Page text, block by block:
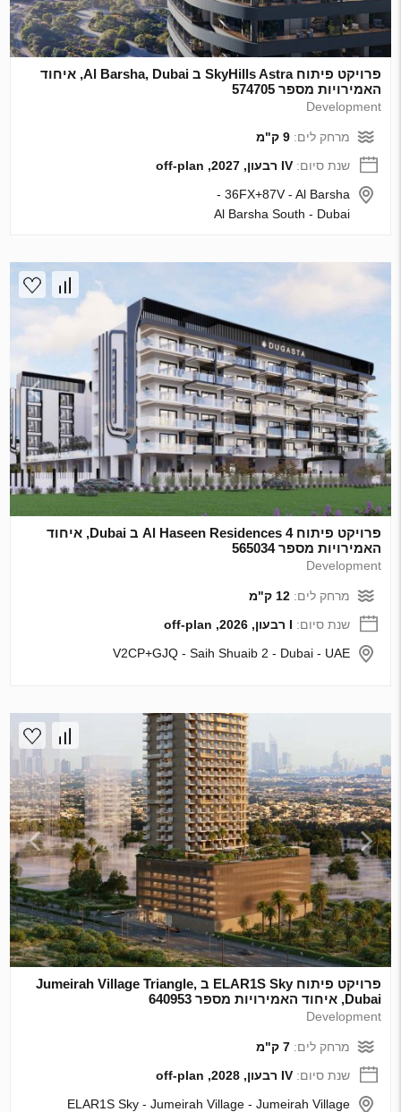
פרויקט פיתוח SkyHills Astra ב Al Barsha, Dubai, איחוד
האמירויות מספר 574705
Development
מרחק לים:9 ק"מ
שנת סיום:IV רבעון, 2027, off-plan
36FX+87V - Al Barsha -
Al Barsha South - Dubai
פרויקט פיתוח Al Haseen Residences 4 ב Dubai, איחוד
האמירויות מספר 565034
Development
מרחק לים:12 ק"מ
שנת סיום: I רבעון, 2026, off-plan
V2CP+GJQ - Saih Shuaib 2 - Dubai - UAE
פרויקט פיתוח ELAR1S Sky ב Jumeirah Village Triangle,
Dubai, איחוד האמירויות מספר 640953
Development
מרחק לים:7 ק"מ
שנת סיום:IV רבעון, 2028, off-plan
ELAR1S Sky - Jumeirah Village - Jumeirah Village